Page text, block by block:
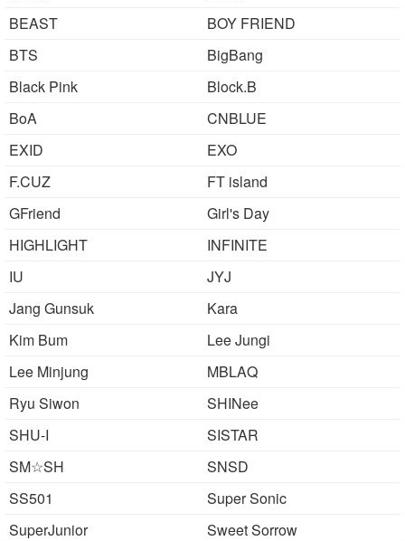
BEAST
BOY FRIEND
BTS
BigBang
Black Pink
Block.B
BoA
CNBLUE
EXID
EXO
F.CUZ
FT island
GFriend
Girl's Day
HIGHLIGHT
INFINITE
IU
JYJ
Jang Gunsuk
Kara
Kim Bum
Lee Jungi
Lee Minjung
MBLAQ
Ryu Siwon
SHINee
SHU-I
SISTAR
SM☆SH
SNSD
SS501
Super Sonic
SuperJunior
Sweet Sorrow